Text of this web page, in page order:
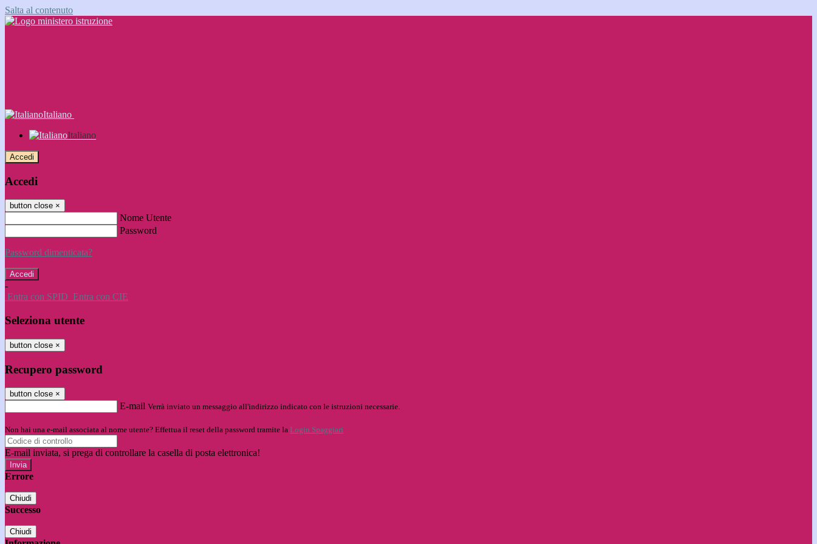
Salta al contenuto
Italiano
Italiano
Accedi
Accedi
button close ×
Nome Utente
Password
Password dimenticata?
-
Entra con SPID Entra con CIE
Seleziona utente
button close ×
Recupero password
button close ×
E-mail Verrà inviato un messaggio all'indirizzo indicato con le istruzioni necessarie.
Non hai una e-mail associata al nome utente? Effettua il reset della password tramite la Login Spaggiari
E-mail inviata, si prega di controllare la casella di posta elettronica!
Errore
Chiudi
Successo
Chiudi